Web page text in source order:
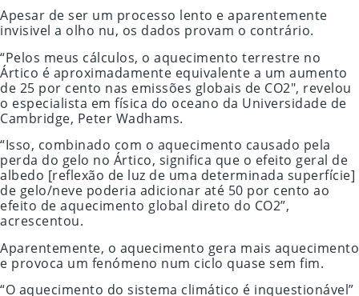
Apesar de ser um processo lento e aparentemente
invisivel a olho nu, os dados provam o contrário.
“Pelos meus cálculos, o aquecimento terrestre no
Ártico é aproximadamente equivalente a um aumento
de 25 por cento nas emissões globais de CO2″, revelou
o especialista em física do oceano da Universidade de
Cambridge, Peter Wadhams.
“Isso, combinado com o aquecimento causado pela
perda do gelo no Ártico, significa que o efeito geral de
albedo [reflexão de luz de uma determinada superfície]
de gelo/neve poderia adicionar até 50 por cento ao
efeito de aquecimento global direto do CO2”,
acrescentou.
Aparentemente, o aquecimento gera mais aquecimento
e provoca um fenómeno num ciclo quase sem fim.
“O aquecimento do sistema climático é inquestionável”